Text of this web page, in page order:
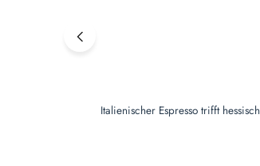
Italienischer Espresso trifft